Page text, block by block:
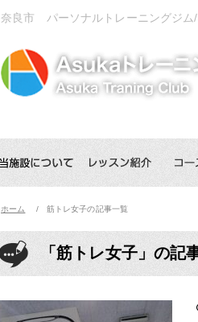
奈良市 パーソナルトレーニングジム/
ホーム 筋トレ女子の記事一覧
「筋トレ女子」の記